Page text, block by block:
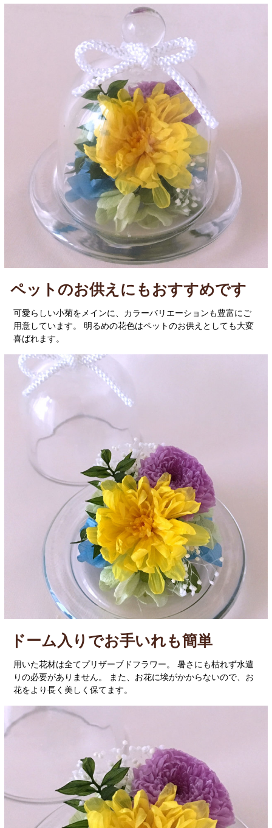
ペットのお供えにもおすすめです
可愛らしい小菊をメインに、カラーバリエーションも豊富にご
用意しています。 明るめの花色はペットのお供えとしても大変
喜ばれます。
ドーム入りでお手いれも簡単
用いた花材は全てプリザーブドフラワー。 暑さにも枯れず水遣
りの必要がありません。 また、お花に埃がかからないので、お
花をより長く美しく保てます。